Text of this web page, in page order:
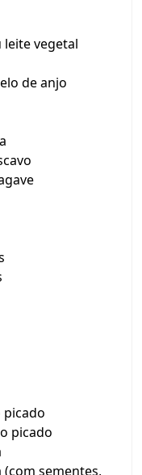
leite vegetal
de anjo
picado
picado
sementes,